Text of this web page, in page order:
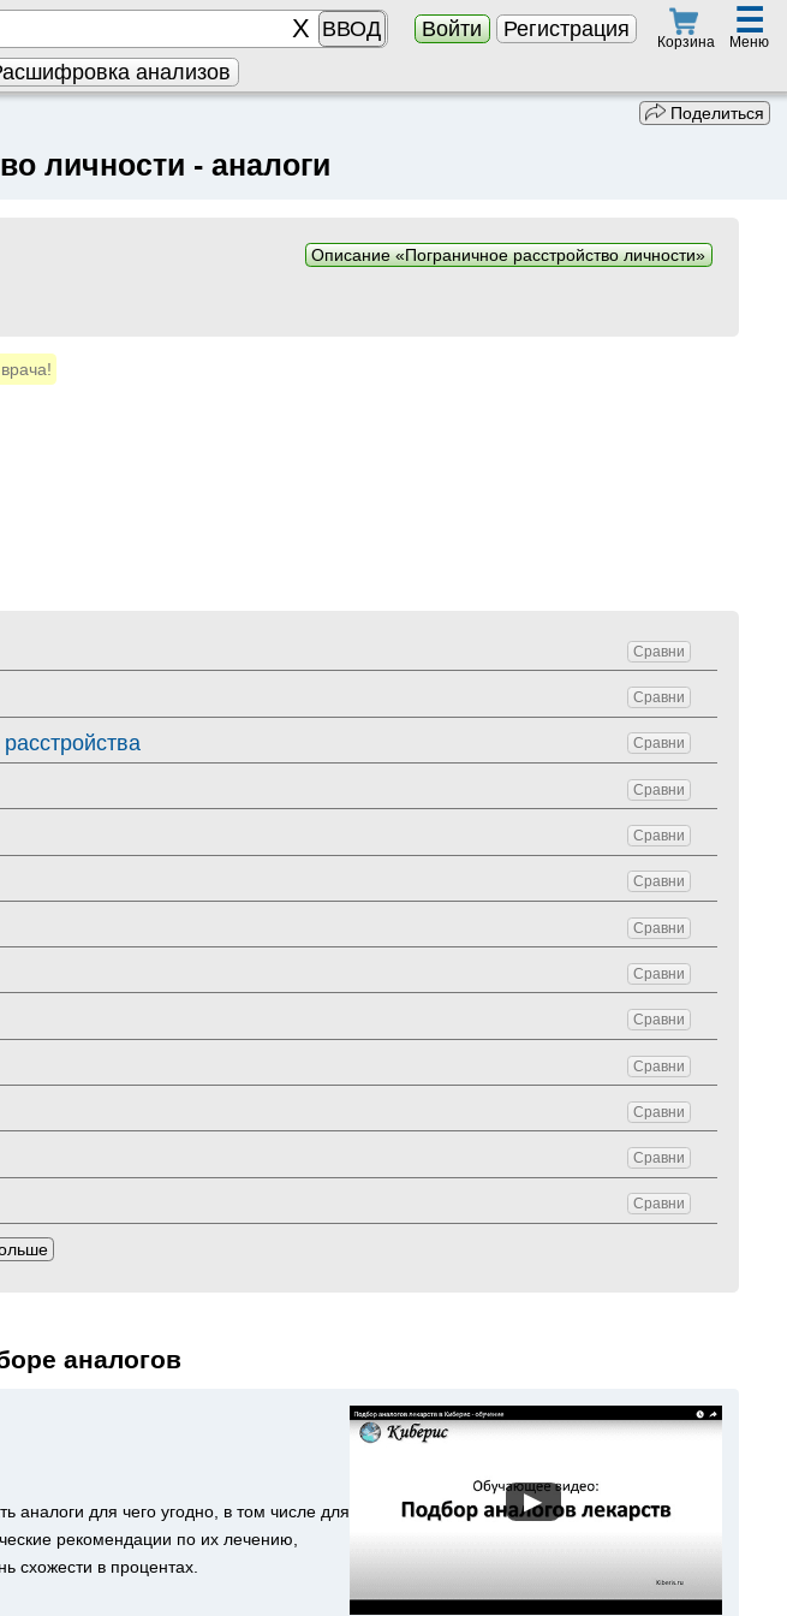
ВВОД Войти Регистрация
Корзина
☰
Меню
анализов
Поделиться
личности - аналоги
Описание «Пограничное расстройство личности»
Сравни
Сравни
Сравни
Сравни
Сравни
Сравни
Сравни
Сравни
Сравни
Сравни
Сравни
Сравни
Сравни
аналогов
▶
аналоги для чего угодно, в том числе для
рекомендации по их лечению,
схожести в процентах.